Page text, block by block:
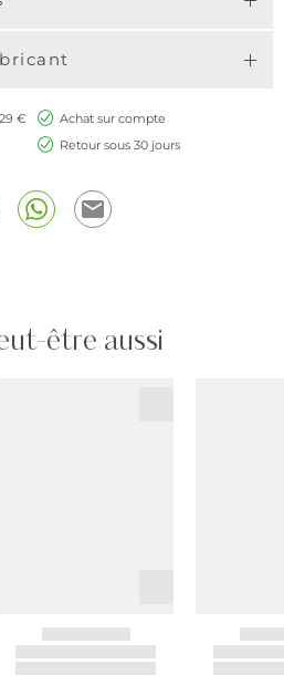
€
Achat sur compte
Retour sous 30 jours
être aussi